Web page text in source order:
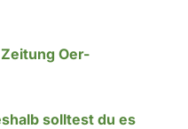
Oer-
solltest du es